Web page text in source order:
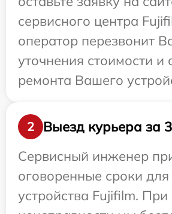
сервисного центра
оператор перезвонит
уточнения стоимости и
ремонта Вашего
2
Выезд курьера за
Сервисный инженер
оговоренные сроки
устройства Fujifilm. При